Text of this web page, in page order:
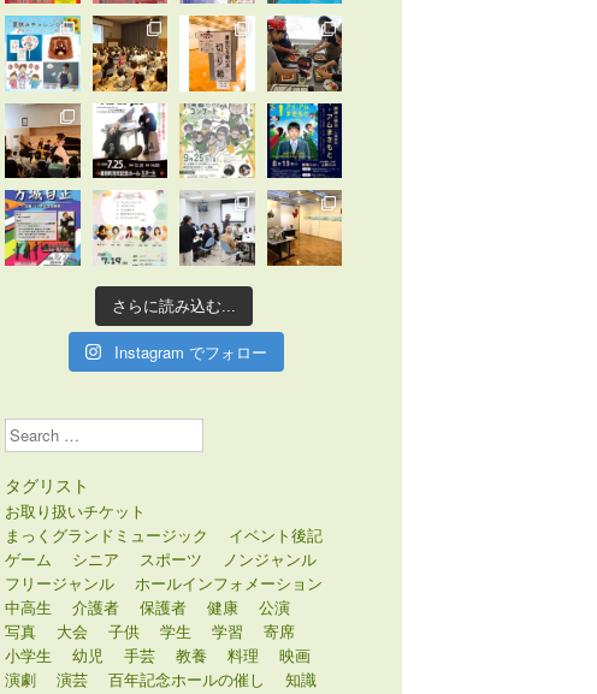
さらに読み込む...
Instagram でフォロー
Search
タグリスト
お取り扱いチケット
まっくグランドミュージック
イベント後記
ゲーム
シニア スポーツ
ノンジャンル
フリージャンル
ホールインフォメーション
中高生
介護者 保護者 健康
公演
写真
大会 子供 学生 学習
寄席
小学生
幼児 手芸 教養 料理
映画
演劇
演芸 百年記念ホールの催し
知識